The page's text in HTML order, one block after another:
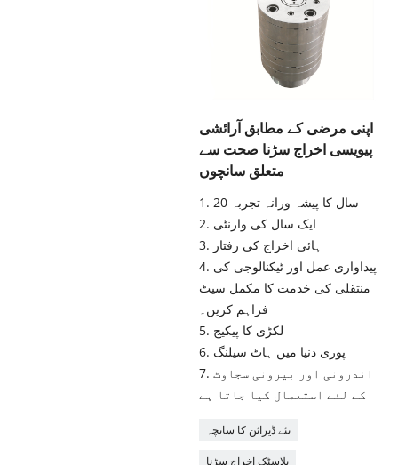
اپنی مرضی کے مطابق آرائشی
پیویسی اخراج سڑنا صحت سے
متعلق سانچوں
1. 20 سال کا پیشہ ورانہ تجربہ
2. ایک سال کی وارنٹی
3. ہائی اخراج کی رفتار
4. پیداواری عمل اور ٹیکنالوجی کی
منتقلی کی خدمت کا مکمل سیٹ
فراہم کریں۔
5. لکڑی کا پیکیج
6. پوری دنیا میں ہاٹ سیلنگ
7. اندرونی اور بیرونی سجاوٹ
کے لئے استعمال کیا جاتا ہے
نئے ڈیزائن کا سانچہ
پلاسٹک اخراج سڑنا